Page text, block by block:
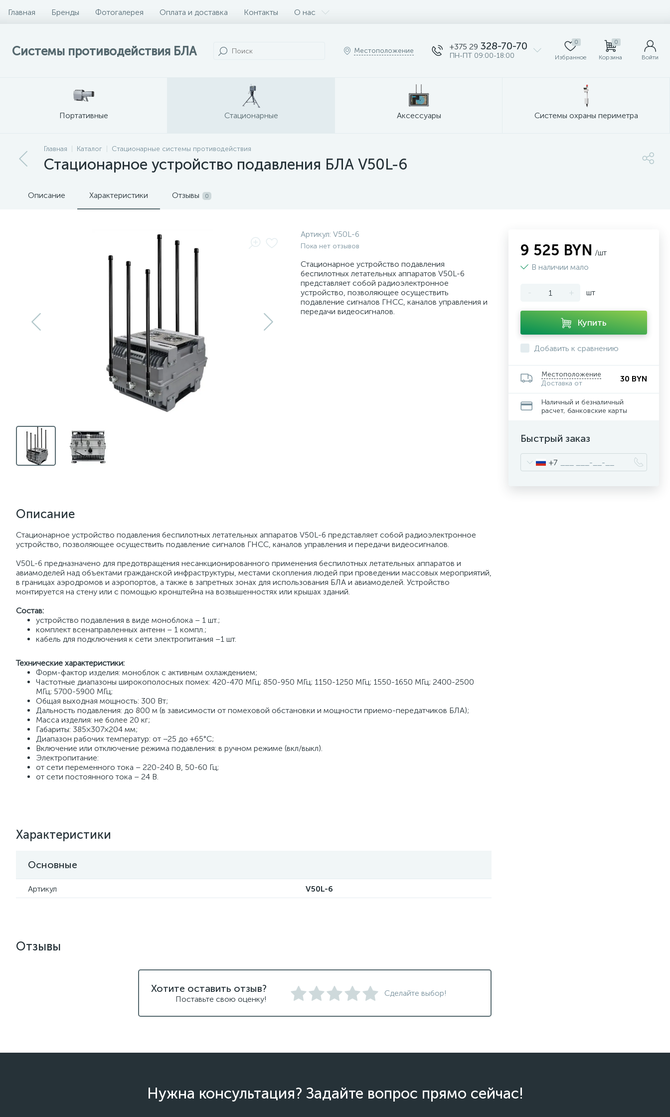
Главная Бренды Фотогалерея Оплата и доставка Контакты О нас
Системы противодействия БЛА Местоположение +375 29 328-70-70
ПН-ПТ 09:00-18:00
0
Избранное
0
Корзина Войти
Портативные Стационарные Аксессуары Системы охраны периметра
Главная Каталог Стационарные системы противодействия
Стационарное устройство подавления БЛА V50L-6
Описание Характеристики Отзывы 0
Артикул: V50L-6
Пока нет отзывов
Стационарное устройство подавления
беспилотных летательных аппаратов V50L-6
представляет собой радиоэлектронное
устройство, позволяющее осуществить
подавление сигналов ГНСС, каналов управления и
передачи видеосигналов.
Описание
Стационарное устройство подавления беспилотных летательных аппаратов V50L-6 представляет собой радиоэлектронное
устройство, позволяющее осуществить подавление сигналов ГНСС, каналов управления и передачи видеосигналов.
V50L-6 предназначено для предотвращения несанкционированного применения беспилотных летательных аппаратов и
авиамоделей над объектами гражданской инфраструктуры, местами скопления людей при проведении массовых мероприятий,
в границах аэродромов и аэропортов, а также в запретных зонах для использования БЛА и авиамоделей. Устройство
монтируется на стену или с помощью кронштейна на возвышенностях или крышах зданий.
Состав:
устройство подавления в виде моноблока – 1 шт.;
комплект всенаправленных антенн – 1 компл.;
кабель для подключения к сети электропитания –1 шт.
Технические характеристики:
Форм-фактор изделия: моноблок с активным охлаждением;
Частотные диапазоны широкополосных помех: 420-470 МГц; 850-950 МГц; 1150-1250 МГц; 1550-1650 МГц; 2400-2500
МГц; 5700-5900 МГц;
Общая выходная мощность: 300 Вт;
Дальность подавления: до 800 м (в зависимости от помеховой обстановки и мощности приемо-передатчиков БЛА);
Масса изделия: не более 20 кг;
Габариты: 385×307×204 мм;
Диапазон рабочих температур: от −25 до +65°C;
Включение или отключение режима подавления: в ручном режиме (вкл/выкл).
Электропитание:
от сети переменного тока – 220-240 В, 50-60 Гц;
от сети постоянного тока – 24 В.
Характеристики
Основные
Артикул V50L-6
9 525 BYN /шт
В наличии мало
- + шт
Купить
Добавить к сравнению
Местоположение
Доставка от
30 BYN
Наличный и безналичный
расчет, банковские карты
Быстрый заказ
+7
Отзывы
Хотите оставить отзыв?
Поставьте свою оценку!
Сделайте выбор!
Нужна консультация? Задайте вопрос прямо сейчас!